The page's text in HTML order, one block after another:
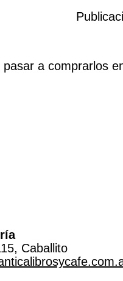
a comprarlos
Caballito